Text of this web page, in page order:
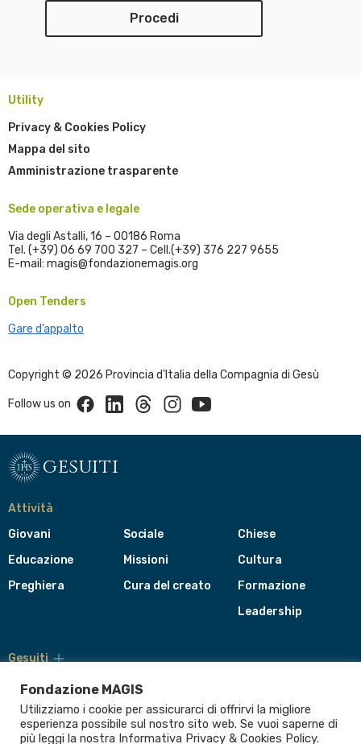
Utility
Privacy & Cookies Policy
Mappa del sito
Amministrazione trasparente
Sede operativa e legale
Via degli Astalli, 16 – 00186 Roma
Tel. (+39) 06 69 700 327 – Cell.(+39) 376 227 9655
E-mail: magis@fondazionemagis.org
Open Tenders
Gare d’appalto
Copyright © 2026 Provincia d’Italia della Compagnia di Gesù
Follow us on FacebookLinkedinThreadsInstagramYoutube
gesuiti
Attività
Giovani
Educazione
Preghiera
Sociale
Missioni
Cura del creato
Chiese
Cultura
Formazione
Leadership
Gesuiti
di
navigazione
del
footer
Compagnia di Gesù
CEP - Conferenza delle Province Europee
Fondazione MAGIS
Utilizziamo i cookie per assicurarci di offrirvi la migliore
esperienza possibile sul nostro sito web. Se vuoi saperne di
più leggi la nostra Informativa Privacy & Cookies Policy.